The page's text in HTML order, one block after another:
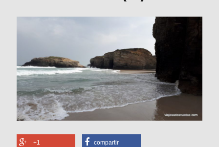
+1 compartir